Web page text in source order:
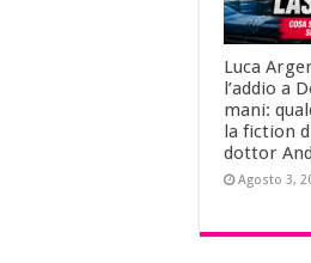
Luca
l’addio a
mani:
la fiction
dottor
Agosto 3,